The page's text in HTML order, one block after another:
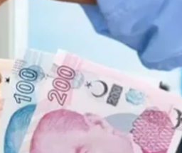
“Engellilik Bir Eksiklik Değil,
Adalet Meselesidir”